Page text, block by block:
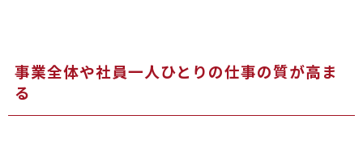
事業全体や社員一人ひとりの仕事の質が高ま
る